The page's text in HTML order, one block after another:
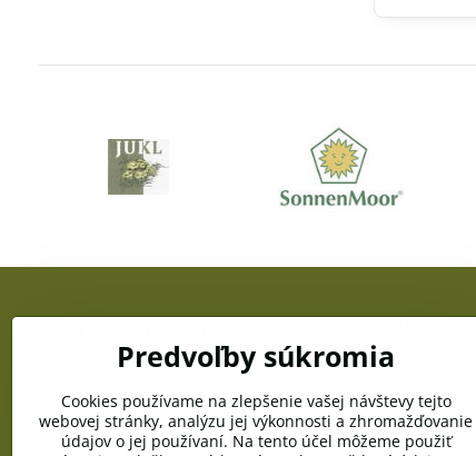
Obchodné podmienky
OZC
gen.
Telefón:
Predvoľby súkromia
Cookies používame na zlepšenie vašej návštevy tejto
webovej stránky, analýzu jej výkonnosti a zhromažďovanie
údajov o jej používaní. Na tento účel môžeme použiť